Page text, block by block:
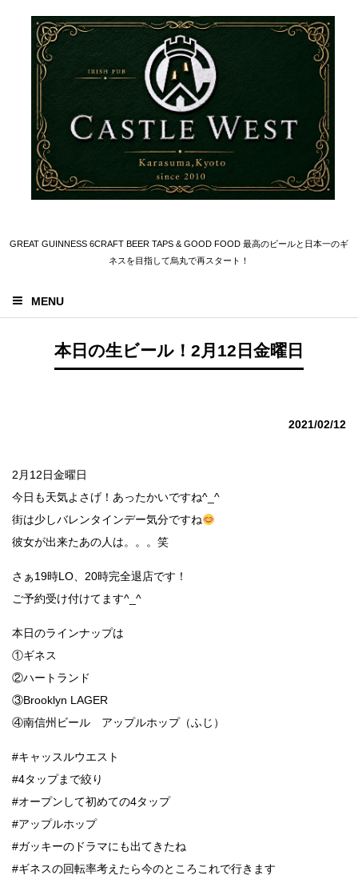
GREAT GUINNESS 6CRAFT BEER TAPS & GOOD FOOD 最高のビールと日本一のギ
ネスを目指して烏丸で再スタート！
MENU
本日の生ビール！2月12日金曜日
2021/02/12
2月12日金曜日
今日も天気よさげ！あったかいですね^_^
街は少しバレンタインデー気分ですね
彼女が出来たあの人は。。。笑
さぁ19時LO、20時完全退店です！
ご予約受け付けてます^_^
本日のラインナップは
①ギネス
②ハートランド
③Brooklyn LAGER
④南信州ビール アップルホップ（ふじ）
#キャッスルウエスト
#4タップまで絞り
#オープンして初めての4タップ
#アップルホップ
#ガッキーのドラマにも出てきたね
#ギネスの回転率考えたら今のところこれで行きます